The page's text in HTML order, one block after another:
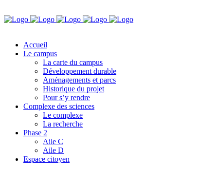
Accueil
Le campus
La carte du campus
Développement durable
Aménagements et parcs
Historique du projet
Pour s’y rendre
Complexe des sciences
Le complexe
La recherche
Phase 2
Aile C
Aile D
Espace citoyen